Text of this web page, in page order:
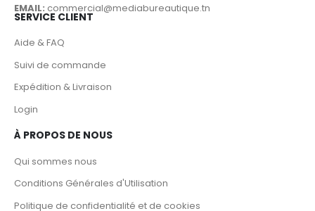
EMAIL: commercial@mediabureautique.tn
SERVICE CLIENT
Aide & FAQ
Suivi de commande
Expédition & Livraison
Login
À PROPOS DE NOUS
Qui sommes nous
Conditions Générales d'Utilisation
Politique de confidentialité et de cookies